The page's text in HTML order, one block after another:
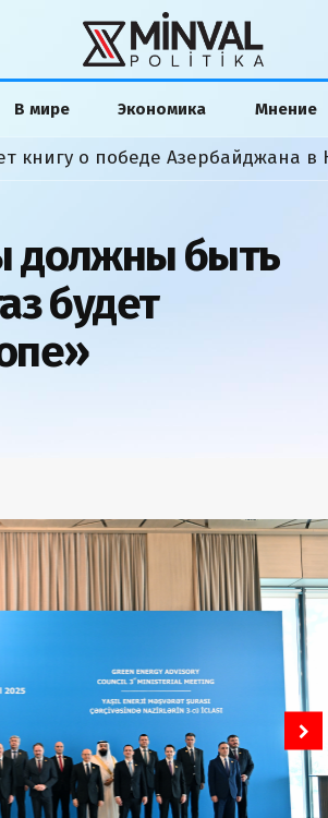
В мире Экономика Мнение
в Киеве: о чем говорили
должны быть
будет